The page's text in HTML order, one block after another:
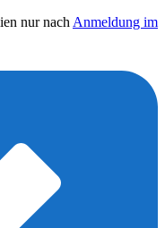
nur nach Anmeldung im